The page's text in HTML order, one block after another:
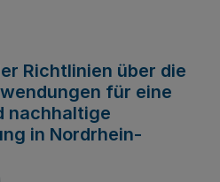
Richtlinien über die
für eine
nachhaltige
in Nordrhein-